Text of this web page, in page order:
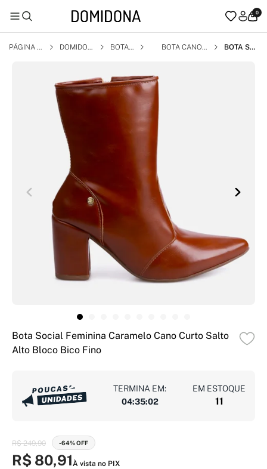
0
PÁGINA I
DOMIDON
BOTA
BOTA CANO
BOTA SO
Bota Social Feminina Caramelo Cano Curto Salto
Alto Bloco Bico Fino
TERMINA EM:
04:35:01
EM ESTOQUE
11
R$ 249,90 -64% OFF
R$ 80,91À vista no PIX